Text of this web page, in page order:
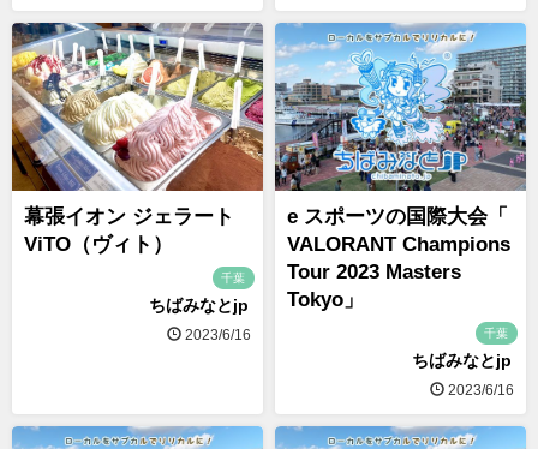
幕張イオン ジェラート
ViTO（ヴィト）
千葉
ちばみなとjp
2023/6/16
e スポーツの国際大会「
VALORANT Champions
Tour 2023 Masters
Tokyo」
千葉
ちばみなとjp
2023/6/16